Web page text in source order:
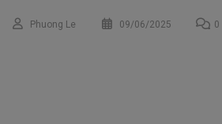
Phuong Le 09/06/2025 0